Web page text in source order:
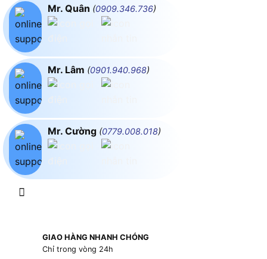
Mr. Quân (0909.346.736)
Mr. Lâm (0901.940.968)
Mr. Cường (0779.008.018)
GIAO HÀNG NHANH CHÓNG
Chỉ trong vòng 24h